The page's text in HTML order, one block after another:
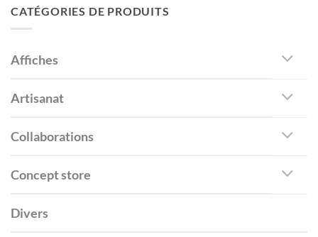
CATÉGORIES DE PRODUITS
Affiches
Artisanat
Collaborations
Concept store
Divers